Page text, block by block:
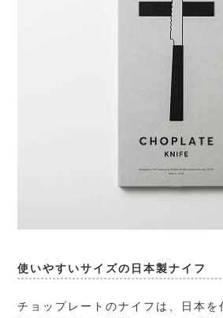
使いやすいサイズの日本製ナイフ
チョップレートのナイフは、日本を